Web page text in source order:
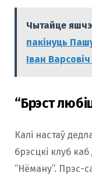
Чытайце
пакінуць
Іван
“Брэст
Калі настаў
брэсцкі клуб
“Нёману”. Прэс-